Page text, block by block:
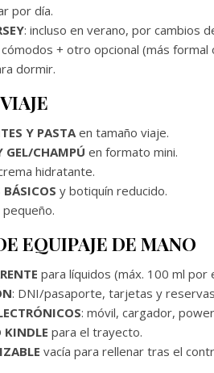
por día.
: incluso en verano, por cambios
cómodos + otro opcional (más formal
dormir.
Y PASTAen tamaño viaje.
GEL/CHAMPÚ en formato mini.
hidratante.
y botiquín reducido.
pequeño.
EQUIPAJE DE MANO
para líquidos (máx. 100 ml por
: DNI/pasaporte, tarjetas y
: móvil, cargador,
KINDLE para el trayecto.
vacía para rellenar tras el